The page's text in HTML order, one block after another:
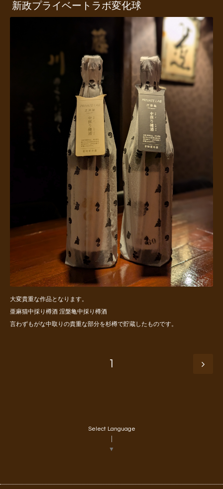
新政プライベートラボ変化球
大変貴重な作品となります。
亜麻猫中採り樽酒 涅槃亀中採り樽酒
言わずもがな中取りの貴重な部分を杉樽で貯蔵したものです。
1
Select Language
▼